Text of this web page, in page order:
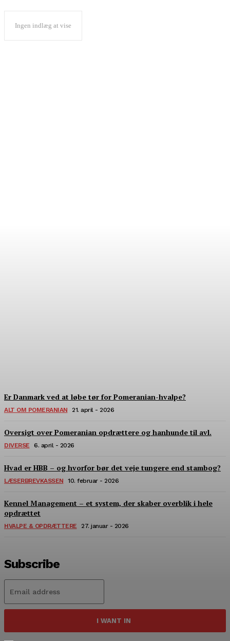
Ingen indlæg at vise
Er Danmark ved at løbe tør for Pomeranian-hvalpe?
ALT OM POMERANIAN 21. april - 2026
Oversigt over Pomeranian opdrættere og hanhunde til avl.
DIVERSE 6. april - 2026
Hvad er HBB – og hvorfor bør det veje tungere end stambog?
LÆSERBREVKASSEN 10. februar - 2026
Kennel Management – et system, der skaber overblik i hele
opdrættet
HVALPE & OPDRÆTTERE 27. januar - 2026
Subscribe
I WANT IN